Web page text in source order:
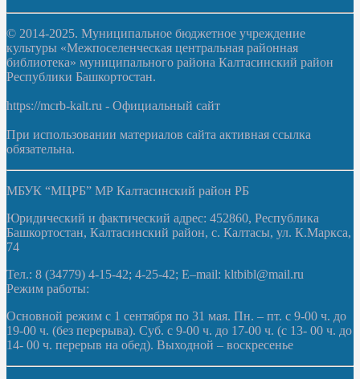
© 2014-2025. Муниципальное бюджетное учреждение
культуры «Межпоселенческая центральная районная
библиотека» муниципального района Калтасинский район
Республики Башкортостан.
https://mcrb-kalt.ru - Официальный сайт
При использовании материалов сайта активная ссылка
обязательна.
МБУК “МЦРБ” МР Калтасинский район РБ
Юридический и фактический адрес: 452860, Республика
Башкортостан, Калтасинский район, с. Калтасы, ул. К.Маркса,
74
Тел.: 8 (34779) 4-15-42; 4-25-42; E–mail: kltbibl@mail.ru
Режим работы:
Основной режим с 1 сентября по 31 мая. Пн. – пт. с 9-00 ч. до
19-00 ч. (без перерыва). Суб. с 9-00 ч. до 17-00 ч. (с 13- 00 ч. до
14- 00 ч. перерыв на обед). Выходной – воскресенье